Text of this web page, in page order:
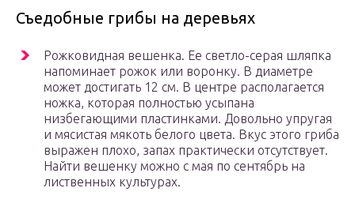
Съедобные грибы на деревьях
Рожковидная вешенка. Ее светло-серая шляпка
напоминает рожок или воронку. В диаметре
может достигать 12 см. В центре располагается
ножка, которая полностью усыпана
низбегающими пластинками. Довольно упругая
и мясистая мякоть белого цвета. Вкус этого гриба
выражен плохо, запах практически отсутствует.
Найти вешенку можно с мая по сентябрь на
лиственных культурах.